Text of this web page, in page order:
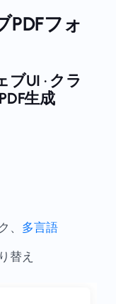
フォ
UI · クラ
生成
多言語
替え